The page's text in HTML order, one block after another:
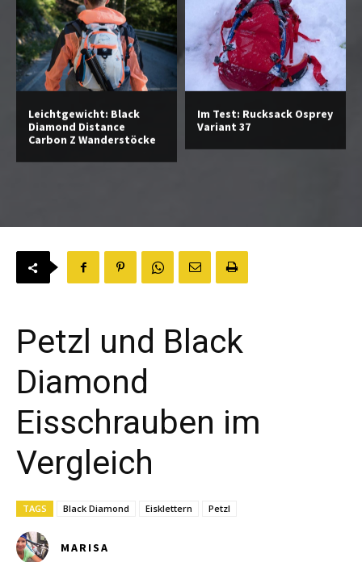
Leichtgewicht: Black
Diamond Distance
Carbon Z Wanderstöcke
Im Test: Rucksack Osprey
Variant 37
Petzl und Black
Diamond
Eisschrauben im
Vergleich
TAGS Black Diamond Eisklettern Petzl
MARISA